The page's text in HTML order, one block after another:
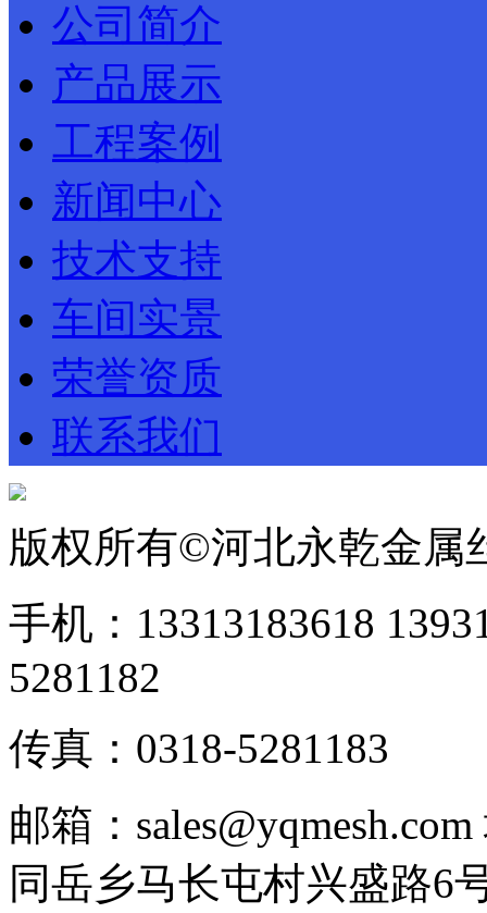
公司简介
产品展示
工程案例
新闻中心
技术支持
车间实景
荣誉资质
联系我们
版权所有©河北永乾金属
手机：13313183618
5281182
传真：0318-5281183
邮箱：
同岳乡马长屯村兴盛路6